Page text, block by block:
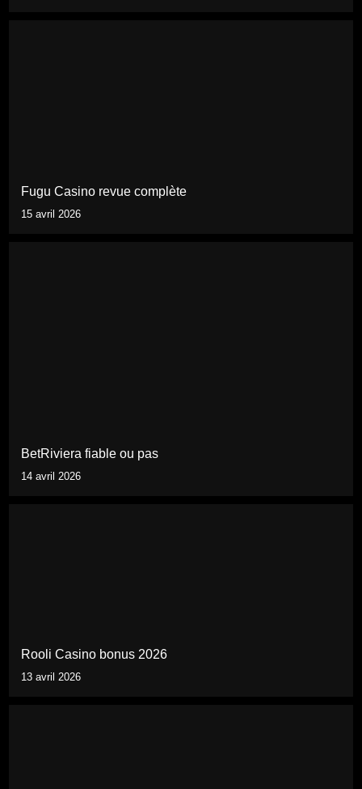
Fugu Casino revue complète
15 avril 2026
BetRiviera fiable ou pas
14 avril 2026
Rooli Casino bonus 2026
13 avril 2026